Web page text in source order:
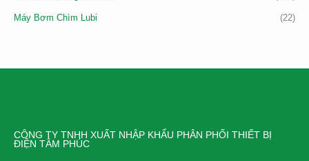
Máy Bơm Chìm Lubi (22)
CÔNG TY TNHH XUẤT NHẬP KHẨU PHÂN PHỐI THIẾT BỊ
ĐIỆN TÂM PHÚC